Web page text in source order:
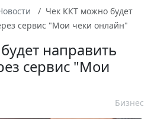
Чек ККТ можно будет
сервис "Мои чеки онлайн"
направить
сервис "Мои
Бизнес